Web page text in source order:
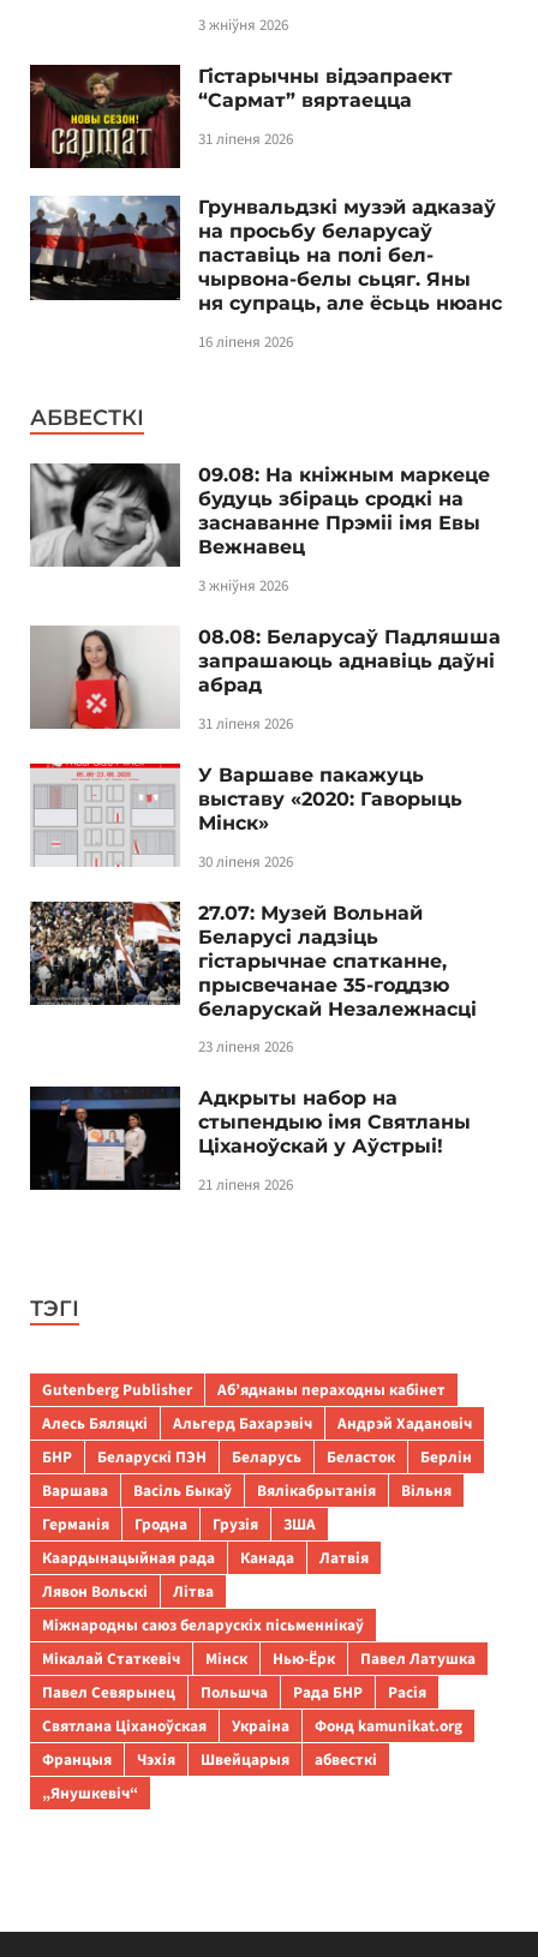
3 жніўня 2026
Гістарычны відэапраект
“Сармат” вяртаецца
31 ліпеня 2026
Грунвальдзкі музэй адказаў
на просьбу беларусаў
паставіць на полі бел-
чырвона-белы сьцяг. Яны
ня супраць, але ёсьць нюанс
16 ліпеня 2026
АБВЕСТКІ
09.08: На кніжным маркеце
будуць збіраць сродкі на
заснаванне Прэміі імя Евы
Вежнавец
3 жніўня 2026
08.08: Беларусаў Падляшша
запрашаюць аднавіць даўні
абрад
31 ліпеня 2026
У Варшаве пакажуць
выставу «2020: Гаворыць
Мінск»
30 ліпеня 2026
27.07: Музей Вольнай
Беларусі ладзіць
гістарычнае спатканне,
прысвечанае 35-годдзю
беларускай Незалежнасці
23 ліпеня 2026
Адкрыты набор на
стыпендыю імя Святланы
Ціханоўскай у Аўстрыі!
21 ліпеня 2026
ТЭГІ
Gutenberg Publisher
Аб’яднаны пераходны кабінет
Алесь Бяляцкі
Альгерд Бахарэвіч
Андрэй Хадановіч
БНР
Беларускі ПЭН Беларусь Беласток
Берлін
Варшава
Васіль Быкаў Вялікабрытанія
Вільня
Германія
Гродна Грузія
ЗША
Каардынацыйная рада
Канада
Латвія
Лявон Вольскі
Літва
Міжнародны саюз беларускіх пісьменнікаў
Мікалай Статкевіч
Мінск Нью-Ёрк
Павел Латушка
Павел Севярынец
Польшча Рада БНР
Расія
Святлана Ціханоўская
Украіна
Фонд kamunikat.org
Францыя
Чэхія Швейцарыя
абвесткі
„Янушкевіч“